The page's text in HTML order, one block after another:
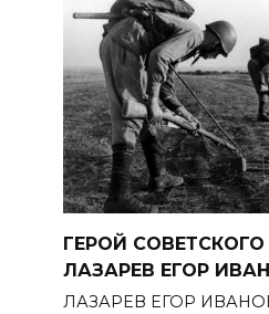
ГЕРОЙ
ЛАЗАРЕВ ЕГОР
ЛАЗАРЕВ ЕГОР